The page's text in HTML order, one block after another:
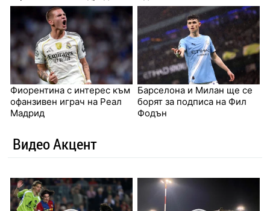
Фиорентина с интерес към
офанзивен играч на Реал
Мадрид
Барселона и Милан ще се
борят за подписа на Фил
Фодън
Видео Акцент